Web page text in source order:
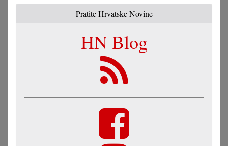
Pratite Hrvatske Novine
HN Blog